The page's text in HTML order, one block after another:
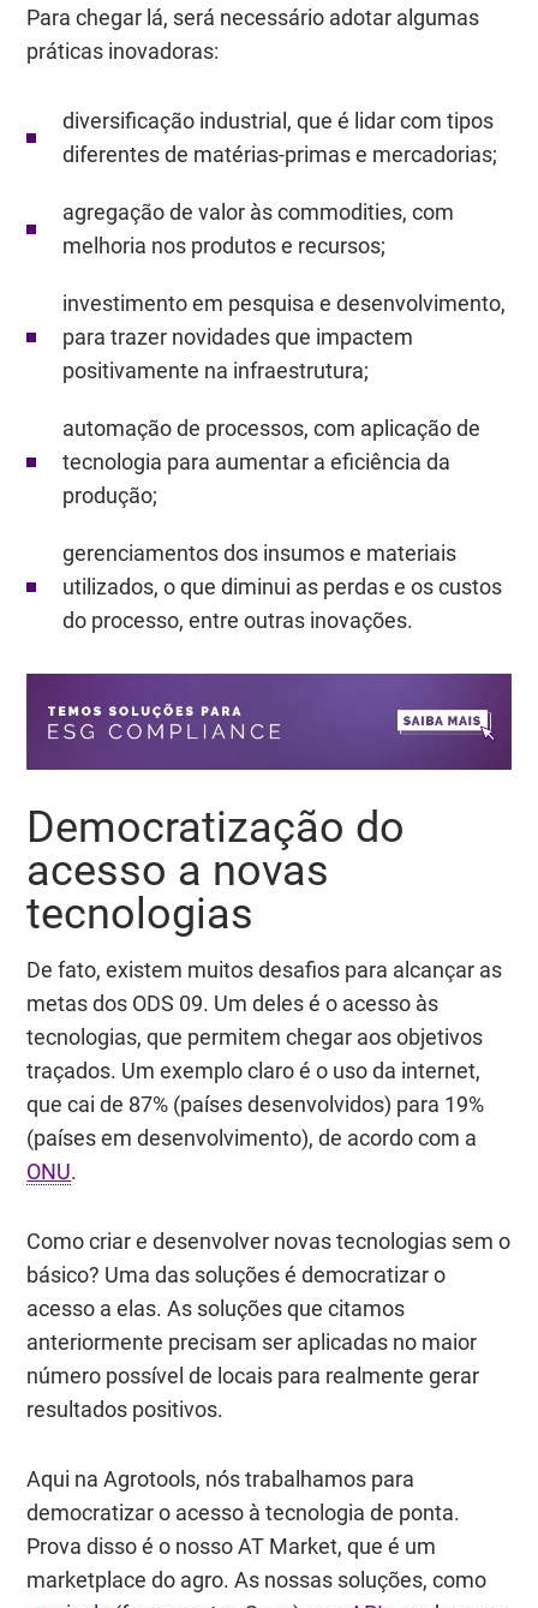
Para chegar lá, será necessário adotar algumas
práticas inovadoras:
diversificação industrial, que é lidar com tipos
diferentes de matérias-primas e mercadorias;
agregação de valor às commodities, com
melhoria nos produtos e recursos;
investimento em pesquisa e desenvolvimento,
para trazer novidades que impactem
positivamente na infraestrutura;
automação de processos, com aplicação de
tecnologia para aumentar a eficiência da
produção;
gerenciamentos dos insumos e materiais
utilizados, o que diminui as perdas e os custos
do processo, entre outras inovações.
Democratização do
acesso a novas
tecnologias
De fato, existem muitos desafios para alcançar as
metas dos ODS 09. Um deles é o acesso às
tecnologias, que permitem chegar aos objetivos
traçados. Um exemplo claro é o uso da internet,
que cai de 87% (países desenvolvidos) para 19%
(países em desenvolvimento), de acordo com a
ONU.
Como criar e desenvolver novas tecnologias sem o
básico? Uma das soluções é democratizar o
acesso a elas. As soluções que citamos
anteriormente precisam ser aplicadas no maior
número possível de locais para realmente gerar
resultados positivos.
Aqui na Agrotools, nós trabalhamos para
democratizar o acesso à tecnologia de ponta.
Prova disso é o nosso AT Market, que é um
marketplace do agro. As nossas soluções, como